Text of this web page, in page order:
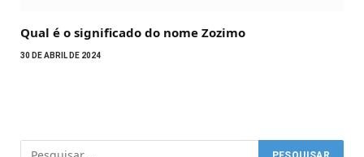
Qual é o significado do nome Zozimo
30 DE ABRIL DE 2024